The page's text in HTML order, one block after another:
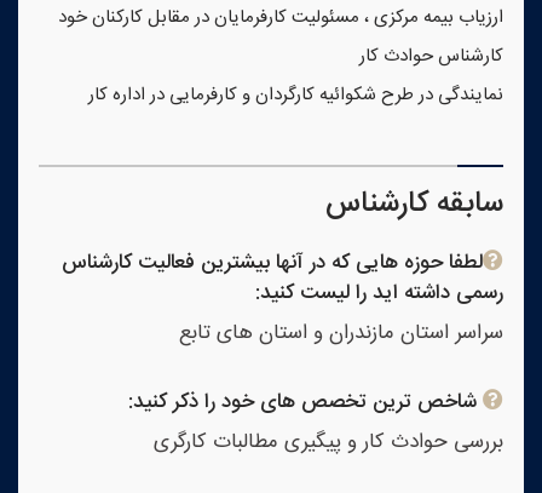
ارزیاب بیمه مرکزی ، مسئولیت کارفرمایان در مقابل کارکنان خود
کارشناس حوادث کار
نمایندگی در طرح شکوائیه کارگردان و کارفرمایی در اداره کار
سابقه کارشناس
لطفا حوزه هایی که در آنها بیشترین فعالیت کارشناس
رسمی داشته اید را لیست کنید:
سراسر استان مازندران و استان های تابع
شاخص ترین تخصص های خود را ذکر کنید:
بررسی حوادث کار و پیگیری مطالبات کارگری